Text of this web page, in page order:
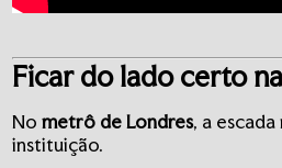
Ficar do lado certo
Nometrô de Londres, a
instituição.